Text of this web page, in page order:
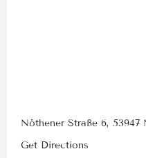
Nöthener Straße 6, 53947
Get Directions